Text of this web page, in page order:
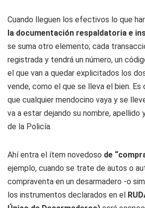
Cuando lleguen los efectivos lo que
la documentación respaldatoria e
se suma otro elemento; cada
registrada y tendrá un número, un
el que van a quedar explicitados los
vende, como el que se lleva el bien. Es
que cualquier mendocino vaya y se
va a estar dejando su nombre, apellido
de la Policía.
Ahí entra el ítem novedoso de
ejemplo, cuando se trate de autos o
compraventa en un desarmadero -o
los instrumentos declarados en el